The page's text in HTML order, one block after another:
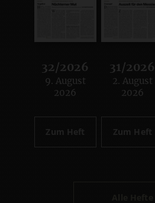
32/2026
:
9. August
2026
Zum Heft
31/2026
:
2. August
2026
Zum Heft